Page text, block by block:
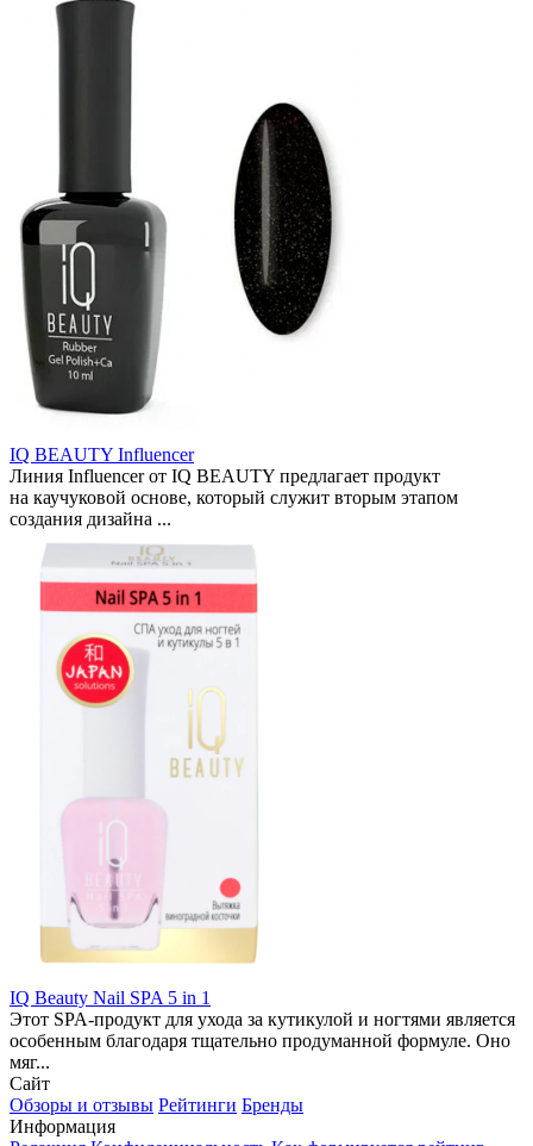
IQ BEAUTY Influencer
Линия Influencer от IQ BEAUTY предлагает продукт
на каучуковой основе, который служит вторым этапом
создания дизайна ...
IQ Beauty Nail SPA 5 in 1
Этот SPA-продукт для ухода за кутикулой и ногтями является
особенным благодаря тщательно продуманной формуле. Оно
мяг...
Сайт
Обзоры и отзывы Рейтинги Бренды
Информация